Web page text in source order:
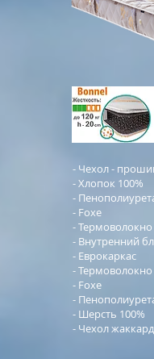
- Чехол -
- Хлопок 100%
-
- Foxe
- Термоволокно
- Внутренний
- Еврокаркас
- Термоволокно
- Foxe
-
- Шерсть 100%
- Чехол